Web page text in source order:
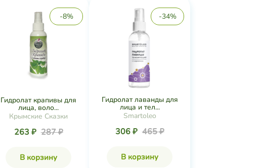
-8%
​Гидролат крапивы для
лица, воло...
Крымские Сказки
263 ₽ 287 ₽
В корзину
-34%
​Гидролат лаванды для
лица и тел...
Smartoleo
306 ₽ 465 ₽
В корзину